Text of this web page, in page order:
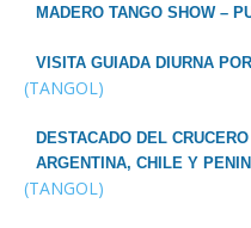
MADERO TANGO SHOW –
VISITA GUIADA DIURNA
(TANGOL)
DESTACADO DEL
ARGENTINA, CHILE Y
(TANGOL)